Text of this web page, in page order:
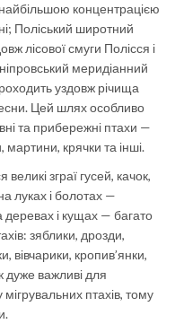
концентрацією
Поліський широтний
лісової смуги Полісся і
меридіанний
уздовж річища
Цей шлях особливо
та прибережні птахи —
мартини, крячки та інші.
зграї гусей, качок,
луках і болотах —
деревах і кущах — багато
зяблики, дрозди,
вівчарики, кропив’янки,
дуже важливі для
птахів, тому